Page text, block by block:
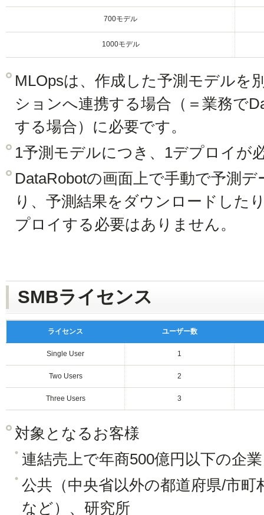
700モデル
1000モデル
MLOpsは、作成した予測モデルを
ションへ連携する場合（＝業務で
する場合）に必要です。
1予測モデルにつき、1デプロイが
DataRobotの画面上で手動で予測
り、予測結果をダウンロードした
プロイする必要はありません。
SMBライセンス
ライセンス ユーザー数
Single User 1
Two Users 2
Three Users 3
対象となるお客様
連結売上で年商500億円以下の企業
公共（中央省以外の都道府県/市
など）、研究所